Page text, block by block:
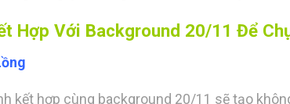
Hợp Với Background 20/11 Để
kết hợp cùng background 20/11 sẽ tạo